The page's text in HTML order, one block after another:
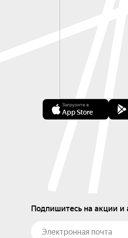
Загрузите в
App Store
Подпишитесь на акции и